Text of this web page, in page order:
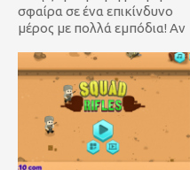
σφαίρα σε ένα επικίνδυνο
μέρος με πολλά εμπόδια! Αν